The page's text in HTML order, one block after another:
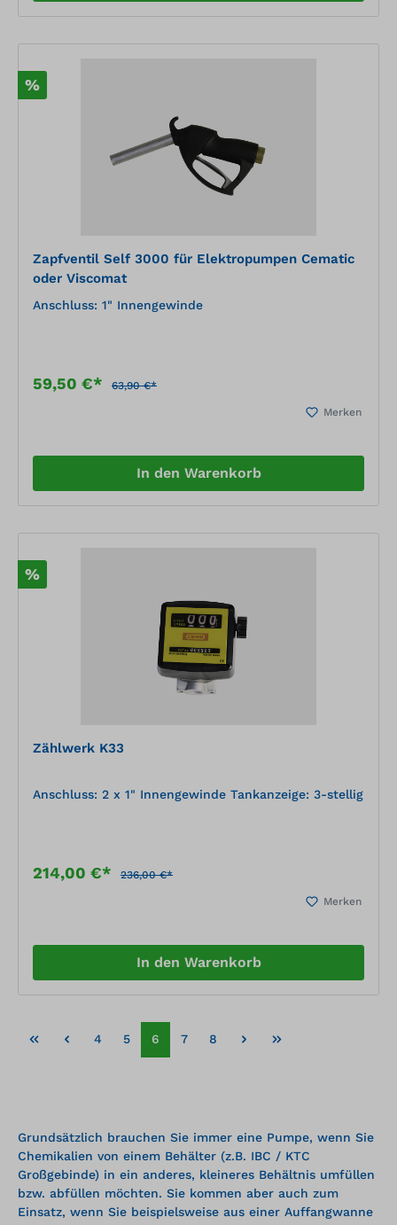
%
Zapfventil Self 3000 für Elektropumpen Cematic
oder Viscomat
Anschluss: 1" Innengewinde
59,50 €* 63,90 €*
Merken
In den Warenkorb
%
Zählwerk K33
Anschluss: 2 x 1" Innengewinde Tankanzeige: 3-stellig
214,00 €* 236,00 €*
Merken
In den Warenkorb
4 5 6 7 8
Grundsätzlich brauchen Sie immer eine Pumpe, wenn Sie
Chemikalien von einem Behälter (z.B. IBC / KTC
Großgebinde) in ein anderes, kleineres Behältnis umfüllen
bzw. abfüllen möchten. Sie kommen aber auch zum
Einsatz, wenn Sie beispielsweise aus einer Auffangwanne